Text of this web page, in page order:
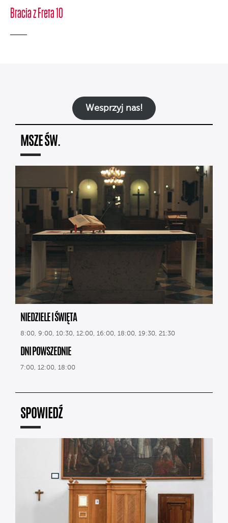
Bracia z Freta 10
Wesprzyj nas!
MSZE ŚW.
NIEDZIELE I ŚWIĘTA
8:00, 9:00, 10:30, 12:00, 16:00, 18:00, 19:30, 21:30
DNI POWSZEDNIE
7:00, 12:00, 18:00
SPOWIEDŹ